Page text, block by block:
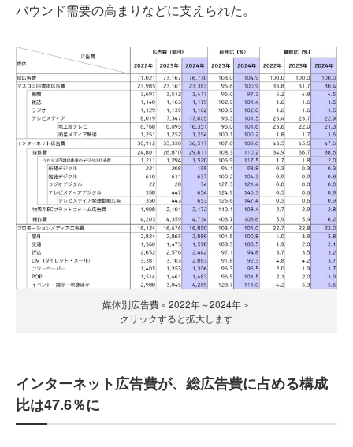
バウンド需要の高まりなどに支えられた。
媒体別広告費＜2022年～2024年＞
クリックすると拡大します
インターネット広告費が、総広告費に占める構成
比は47.6％に